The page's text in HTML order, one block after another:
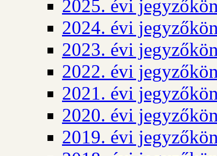
2025. évi
2024. évi
2023. évi
2022. évi
2021. évi
2020. évi
2019. évi